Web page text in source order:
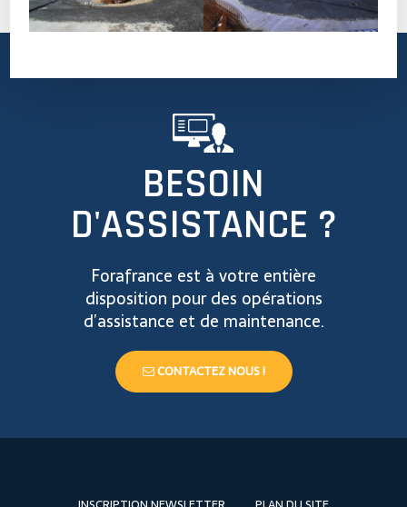
BESOIN
D'ASSISTANCE ?
Forafrance est à votre entière
disposition pour des opérations
d’assistance et de maintenance.
CONTACTEZ NOUS !